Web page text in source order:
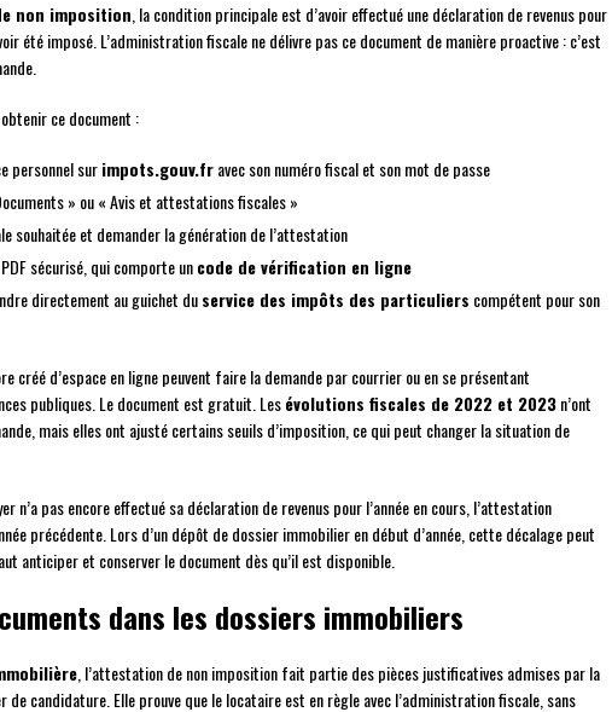
non imposition , la condition principale est d’avoir effectué une déclaration de revenus pour
été imposé. L’administration fiscale ne délivre pas ce document de manière proactive : c’est
ce document :
personnel surimpots.gouv.fravec son numéro fiscal et son mot de passe
» ou « Avis et attestations fiscales »
souhaitée et demander la génération de l’attestation
sécurisé, qui comporte uncode de vérification en ligne
directement au guichet duservice des impôts des particuliers compétent pour son
créé d’espace en ligne peuvent faire la demande par courrier ou en se présentant
publiques. Le document est gratuit. Lesévolutions fiscales de 2022 et 2023n’ont
mais elles ont ajusté certains seuils d’imposition, ce qui peut changer la situation de
n’a pas encore effectué sa déclaration de revenus pour l’année en cours, l’attestation
précédente. Lors d’un dépôt de dossier immobilier en début d’année, cette décalage peut
anticiper et conserver le document dès qu’il est disponible.
dans les dossiers immobiliers
, l’attestation de non imposition fait partie des pièces justificatives admises par la
candidature. Elle prouve que le locataire est en règle avec l’administration fiscale, sans